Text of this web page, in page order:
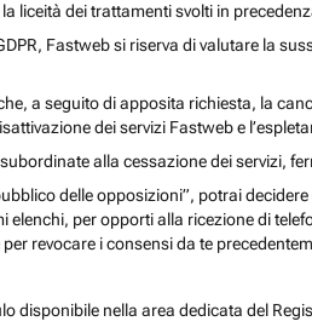
liceità dei trattamenti svolti in
Fastweb si riserva di valutare la
a seguito di apposita richiesta, la
dei servizi Fastweb e
alla cessazione dei servizi,
delle opposizioni”, potrai
per opporti alla ricezione di
revocare i consensi da te
disponibile nella area dedicata del